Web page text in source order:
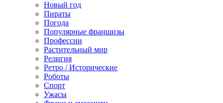
Новый год
Пираты
Погода
Популярные франшизы
Профессии
Растительный мир
Религия
Ретро / Исторические
Роботы
Спорт
Ужасы